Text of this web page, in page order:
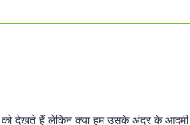
को देखते हैं लेकिन क्या हम उसके अंदर के आदमी